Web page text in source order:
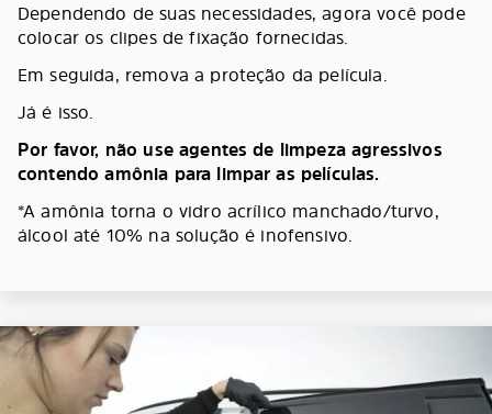
Dependendo de suas necessidades, agora você pode
colocar os clipes de fixação fornecidas.
Em seguida, remova a proteção da película.
Já é isso.
Por favor, não use agentes de limpeza agressivos
contendo amônia para limpar as películas.
*A amônia torna o vidro acrílico manchado/turvo,
álcool até 10% na solução é inofensivo.